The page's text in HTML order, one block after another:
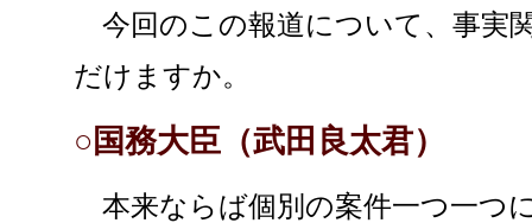
今回のこの報道について、事実
だけますか。
○国務大臣（武田良太君）
本来ならば個別の案件一つ一つ